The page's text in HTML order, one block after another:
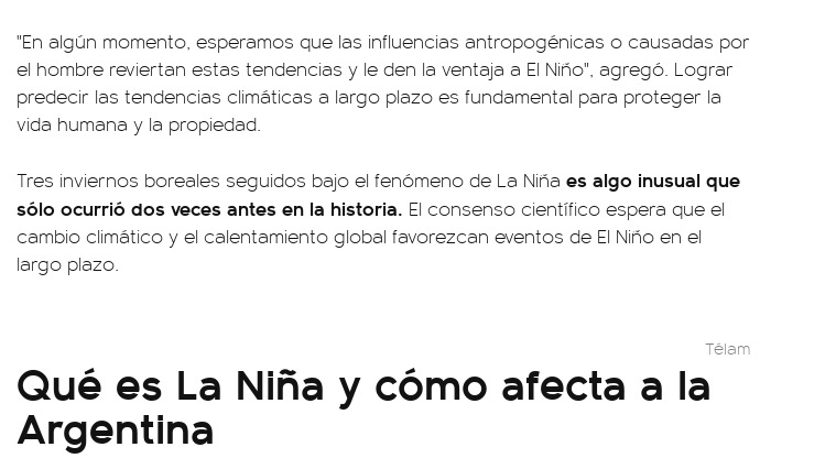
"En algún momento, esperamos que las influencias antropogénicas o causadas por
el hombre reviertan estas tendencias y le den la ventaja a El Niño", agregó. Lograr
predecir las tendencias climáticas a largo plazo es fundamental para proteger la
vida humana y la propiedad.
Tres inviernos boreales seguidos bajo el fenómeno de La Niña es algo inusual que
sólo ocurrió dos veces antes en la historia. El consenso científico espera que el
cambio climático y el calentamiento global favorezcan eventos de El Niño en el
largo plazo.
Télam
Qué es La Niña y cómo afecta a la
Argentina